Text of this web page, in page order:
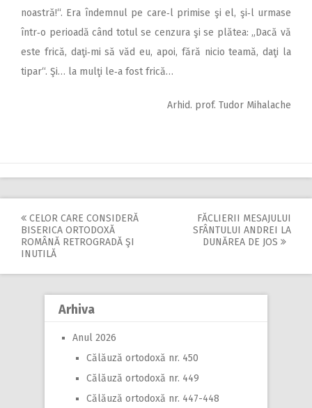
noastră!“. Era îndemnul pe care‑l primise şi el, şi‑l urmase
într‑o perioadă când totul se cenzura şi se plătea: „Dacă vă
este frică, daţi‑mi să văd eu, apoi, fără nicio teamă, daţi la
tipar“. Şi… la mulţi le‑a fost frică…
Arhid. prof. Tudor Mihalache
Post
navigation
CELOR CARE CONSIDERĂ
BISERICA ORTODOXĂ
ROMÂNĂ RETROGRADĂ ŞI
INUTILĂ
FĂCLIERII MESAJULUI
SFÂNTULUI ANDREI LA
DUNĂREA DE JOS
Arhiva
Anul 2026
Călăuză ortodoxă nr. 450
Călăuză ortodoxă nr. 449
Călăuză ortodoxă nr. 447-448